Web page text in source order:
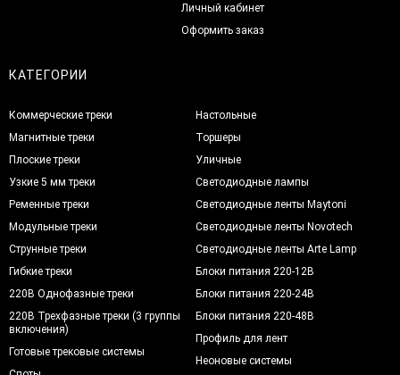
Личный кабинет
Оформить заказ
КАТЕГОРИИ
Коммерческие треки
Магнитные треки
Плоские треки
Узкие 5 мм треки
Ременные треки
Модульные треки
Струнные треки
Гибкие треки
220В Однофазные треки
220В Трехфазные треки (3 группы
включения)
Готовые трековые системы
Настольные
Торшеры
Уличные
Светодиодные лампы
Светодиодные ленты Maytoni
Светодиодные ленты Novotech
Светодиодные ленты Arte Lamp
Блоки питания 220-12В
Блоки питания 220-24В
Блоки питания 220-48В
Профиль для лент
Неоновые системы